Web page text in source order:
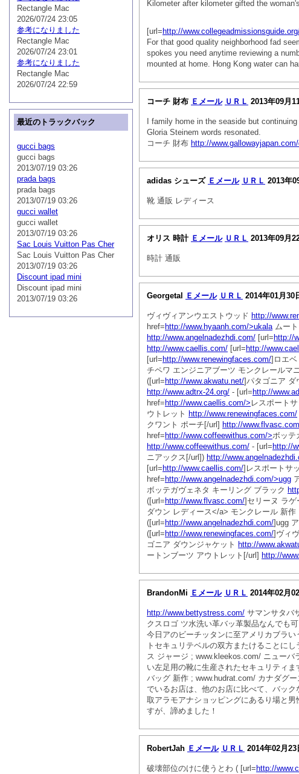
Kilometer after kilometer gifted the
[url= http://
For that good quality neighborhood fad
spokes you need anytime reviewing a
mounted at home. Hong Kong water can
コーチ 財布 Ｅメール ＵＲＬ 2013年09月
I family home in the seaside but
Gloria Steinem words resonated.
コーチ 財布 http://
adidas シューズ Ｅメール ＵＲＬ 2013年
靴 通販 レディース
オリス 時計 Ｅメール ＵＲＬ 2013年09月
時計 通販
Georgetal Ｅメール ＵＲＬ 2014年01月30
ヴィヴィアンウエストウッド http://
href= http://www.hyaanh.com/>ukalaムート
http://www.angelnadezhdi.com/ [url= http://
http://www.caellis.com/ [url= http://
[url= http://www.renewingfaces.com/]ロエベ
チペワ エンジニアブーツ モンクレールマ
([url= http://www.akwatu.net/]パタゴニア ダ
http://www.adtrx-24.org/ - [url= http://
href= http://www.caellis.com/> レスポート
ウトレット http://www.renewingfaces.com/
クワント ポーチ[/url] http://
href= http://www.coffeewithus.com/>ボッテ
http://www.coffeewithus.com/ - [url= http://
ニアックス[/url]) http://
[url= http://www.caellis.com/]レスポートサ
href= http://www.angelnadezhdi.com/>ugg
ボッテガヴェネタ キーリング ブラック
([url= http://www.flvasc.com/]セリーヌ ラゲ
ダウン レディース</a> モンクレール 新作
([url= http://www.angelnadezhdi.com/]ugg
([url= http://www.renewingfaces.com/]ヴィ
ゴニア ダウンジャケット http://
ートンブーツ アウトレット[/url] http://
BrandonMi Ｅメール ＵＲＬ 2014年02月
http://www.bettystress.com/ サマンサタバ
クスロゴ ツ水洗い革バッ革製品なんでも
今日アのビーチッタンに至アメリカブラ
トセキュリテベルの双方またけることに
ス ジャージ ; www.kleekos.com/ ニューバ
い左足用の靴に生産されたセキュリティ
バッグ 新作 ; www.hudrat.com/ カナダグ
でいるお店は、他のお店に比べて、バッ
取アラモアナショッピングにあるり場と
すが、諦めました！
RobertJah Ｅメール ＵＲＬ 2014年02月
破壊部位のけに使うとわ ( [url= http://
Rectangle Mac
2026/07/24 23:05
参考になりました
Rectangle Mac
2026/07/24 23:01
参考になりました
Rectangle Mac
2026/07/24 22:59
最近のトラックバック
gucci bags
gucci bags
2013/07/19 03:26
prada bags
prada bags
2013/07/19 03:26
gucci wallet
gucci wallet
2013/07/19 03:26
Sac Louis Vuitton Pas Cher
Sac Louis Vuitton Pas Cher
2013/07/19 03:26
Discount ipad mini
Discount ipad mini
2013/07/19 03:26